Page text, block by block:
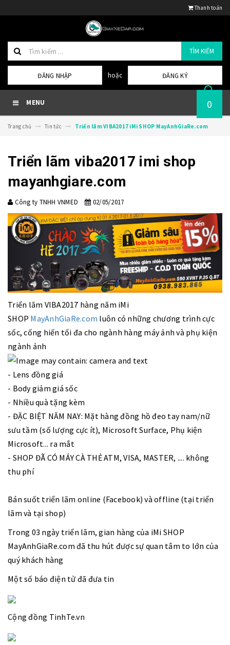
Thanh toán
TÌM KIẾM
ĐĂNG NHẬP hoặc ĐĂNG KÝ
MENU 0
Trang chủ Tin tức Triển lãm VIBA2017 iMi SHOP MayAnhGiaRe.com
Triển lãm viba2017 imi shop
mayanhgiare.com
Công ty TNHH VNMED 02/05/2017
Triển lãm VIBA2017 hàng năm iMi
SHOP MayAnhGiaRe.com luôn có những chương trình cực
sốc, cống hiến tối đa cho ngành hàng máy ảnh và phụ kiện
ngành ảnh
- Lens đồng giá
- Body giảm giá sốc
- Nhiều quà tặng kèm
- ĐẶC BIỆT NĂM NAY: Mặt hàng đồng hồ đeo tay nam/nữ
sưu tầm (số lượng cực ít), Microsoft Surface, Phụ kiện
Microsoft... ra mắt
- SHOP ĐÃ CÓ MÁY CÀ THẺ ATM, VISA, MASTER, .... không
thu phí
Bán suốt triển lãm online (Facebook) và offline (tại triển
lãm và tại shop)
Trong 03 ngày triển lãm, gian hàng của iMi SHOP
MayAnhGiaRe.com đã thu hút được sự quan tâm to lớn của
quý khách hàng
Một số báo điện tử đã đưa tin
Cộng đồng TinhTe.vn